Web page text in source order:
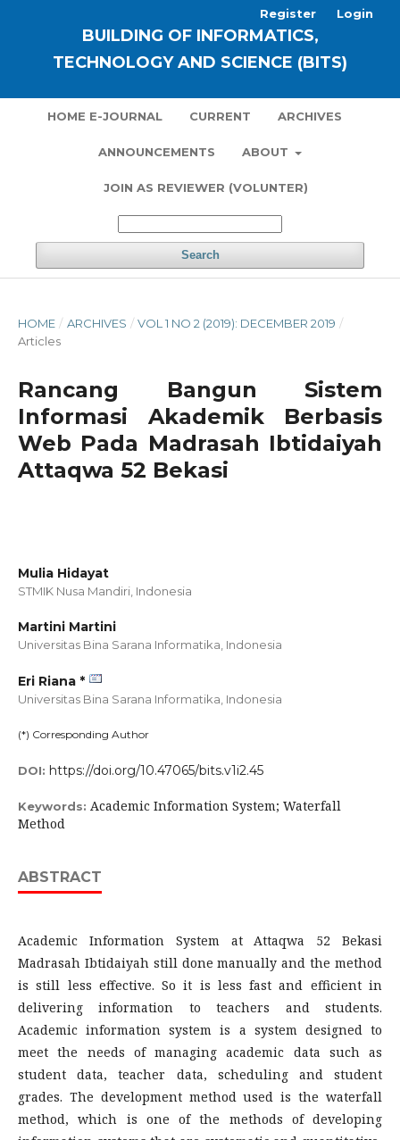
BUILDING OF INFORMATICS,
TECHNOLOGY AND SCIENCE (BITS)
HOME E-JOURNAL CURRENT ARCHIVES
ANNOUNCEMENTS ABOUT
JOIN AS REVIEWER (VOLUNTER)
Search
Register Login
HOME / ARCHIVES / VOL 1 NO 2 (2019): DECEMBER 2019 /
Articles
Rancang Bangun Sistem
Informasi Akademik Berbasis
Web Pada Madrasah Ibtidaiyah
Attaqwa 52 Bekasi
Mulia Hidayat
STMIK Nusa Mandiri, Indonesia
Martini Martini
Universitas Bina Sarana Informatika, Indonesia
Eri Riana *
Universitas Bina Sarana Informatika, Indonesia
(*) Corresponding Author
DOI: https://doi.org/10.47065/bits.v1i2.45
Keywords: Academic Information System; Waterfall
Method
ABSTRACT
Academic Information System at Attaqwa 52 Bekasi
Madrasah Ibtidaiyah still done manually and the method
is still less effective. So it is less fast and efficient in
delivering information to teachers and students.
Academic information system is a system designed to
meet the needs of managing academic data such as
student data, teacher data, scheduling and student
grades. The development method used is the waterfall
method, which is one of the methods of developing